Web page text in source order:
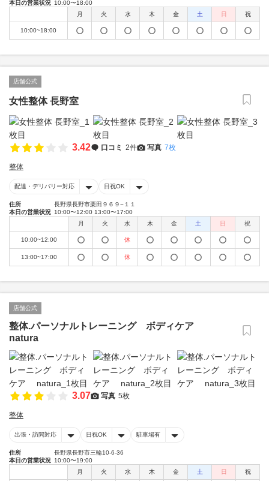
本日の営業状況 10:00〜18:00
月
火 水 木 金 土 日 祝
10:00~18:00
店舗公式
女性整体 長野室
3.42 口コミ 2件 写真 7枚
整体
配達・デリバリー対応 日祝OK
住所
長野県長野市栗田９６９−１１
本日の営業状況 10:00〜12:00 13:00〜17:00
月
火 水 木 金 土 日 祝
10:00~12:00 休
13:00~17:00 休
店舗公式
整体.パーソナルトレーニング ボディケア
natura
3.07 写真 5枚
整体
出張・訪問対応 日祝OK 駐車場有
住所
長野県長野市三輪10-6-36
本日の営業状況 10:00〜19:00
月
火 水 木 金 土 日 祝